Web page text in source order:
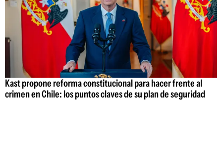
Kast propone reforma constitucional para hacer frente al
crimen en Chile: los puntos claves de su plan de seguridad